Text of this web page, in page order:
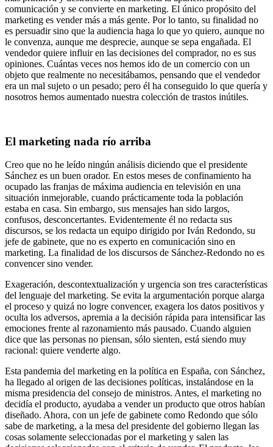
comunicación y se convierte en marketing. El único propósito del
marketing es vender más a más gente. Por lo tanto, su finalidad no
es persuadir sino que la audiencia haga lo que yo quiero, aunque no
le convenza, aunque me desprecie, aunque se sepa engañada. El
vendedor quiere influir en las decisiones del comprador, no es sus
opiniones. Cuántas veces nos hemos ido de un comercio con un
objeto que realmente no necesitábamos, pensando que el vendedor
era un mal sujeto o un pesado; pero él ha conseguido lo que quería y
nosotros hemos aumentado nuestra colección de trastos inútiles.
El marketing nada río arriba
Creo que no he leído ningún análisis diciendo que el presidente
Sánchez es un buen orador. En estos meses de confinamiento ha
ocupado las franjas de máxima audiencia en televisión en una
situación inmejorable, cuando prácticamente toda la población
estaba en casa. Sin embargo, sus mensajes han sido largos,
confusos, desconcertantes. Evidentemente él no redacta sus
discursos, se los redacta un equipo dirigido por Iván Redondo, su
jefe de gabinete, que no es experto en comunicación sino en
marketing. La finalidad de los discursos de Sánchez-Redondo no es
convencer sino vender.
Exageración, descontextualización y urgencia son tres características
del lenguaje del marketing. Se evita la argumentación porque alarga
el proceso y quizá no logre convencer, exagera los datos positivos y
oculta los adversos, apremia a la decisión rápida para intensificar las
emociones frente al razonamiento más pausado. Cuando alguien
dice que las personas no piensan, sólo sienten, está siendo muy
racional: quiere venderte algo.
Esta pandemia del marketing en la política en España, con Sánchez,
ha llegado al origen de las decisiones políticas, instalándose en la
misma presidencia del consejo de ministros. Antes, el marketing no
decidía el producto, ayudaba a vender un producto que otros habían
diseñado. Ahora, con un jefe de gabinete como Redondo que sólo
sabe de marketing, a la mesa del presidente del gobierno llegan las
cosas solamente seleccionadas por el marketing y salen las